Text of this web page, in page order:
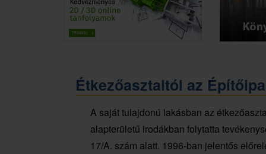
Étkezőasztaltól az
A saját tulajdonú lakásban az
alapterületű irodákban folytatta
17/A. szám alatt. 1996-ban jelentős